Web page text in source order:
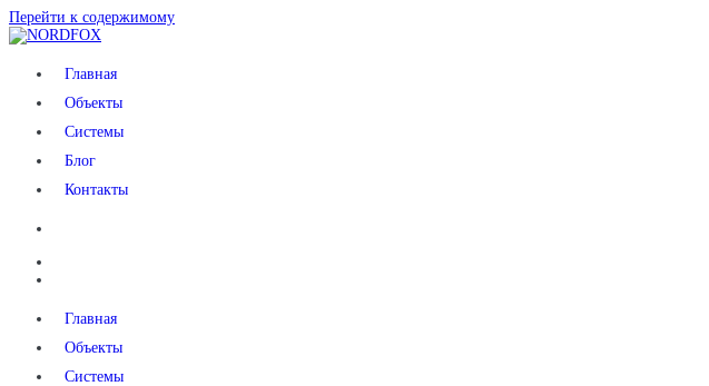
Перейти к содержимому
NORDFOXГлавная
Объекты
Системы
Блог
Контакты
Главная
Объекты
Системы